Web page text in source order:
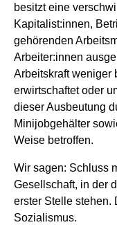
besitzt eine
Kapitalist:innen,
gehörenden
Arbeiter:innen
Arbeitskraft weniger
erwirtschaftet oder
dieser Ausbeutung
Minijobgehälter
Weise betroffen.
Wir sagen: Schluss
Gesellschaft, in der
erster Stelle stehen.
Sozialismus.